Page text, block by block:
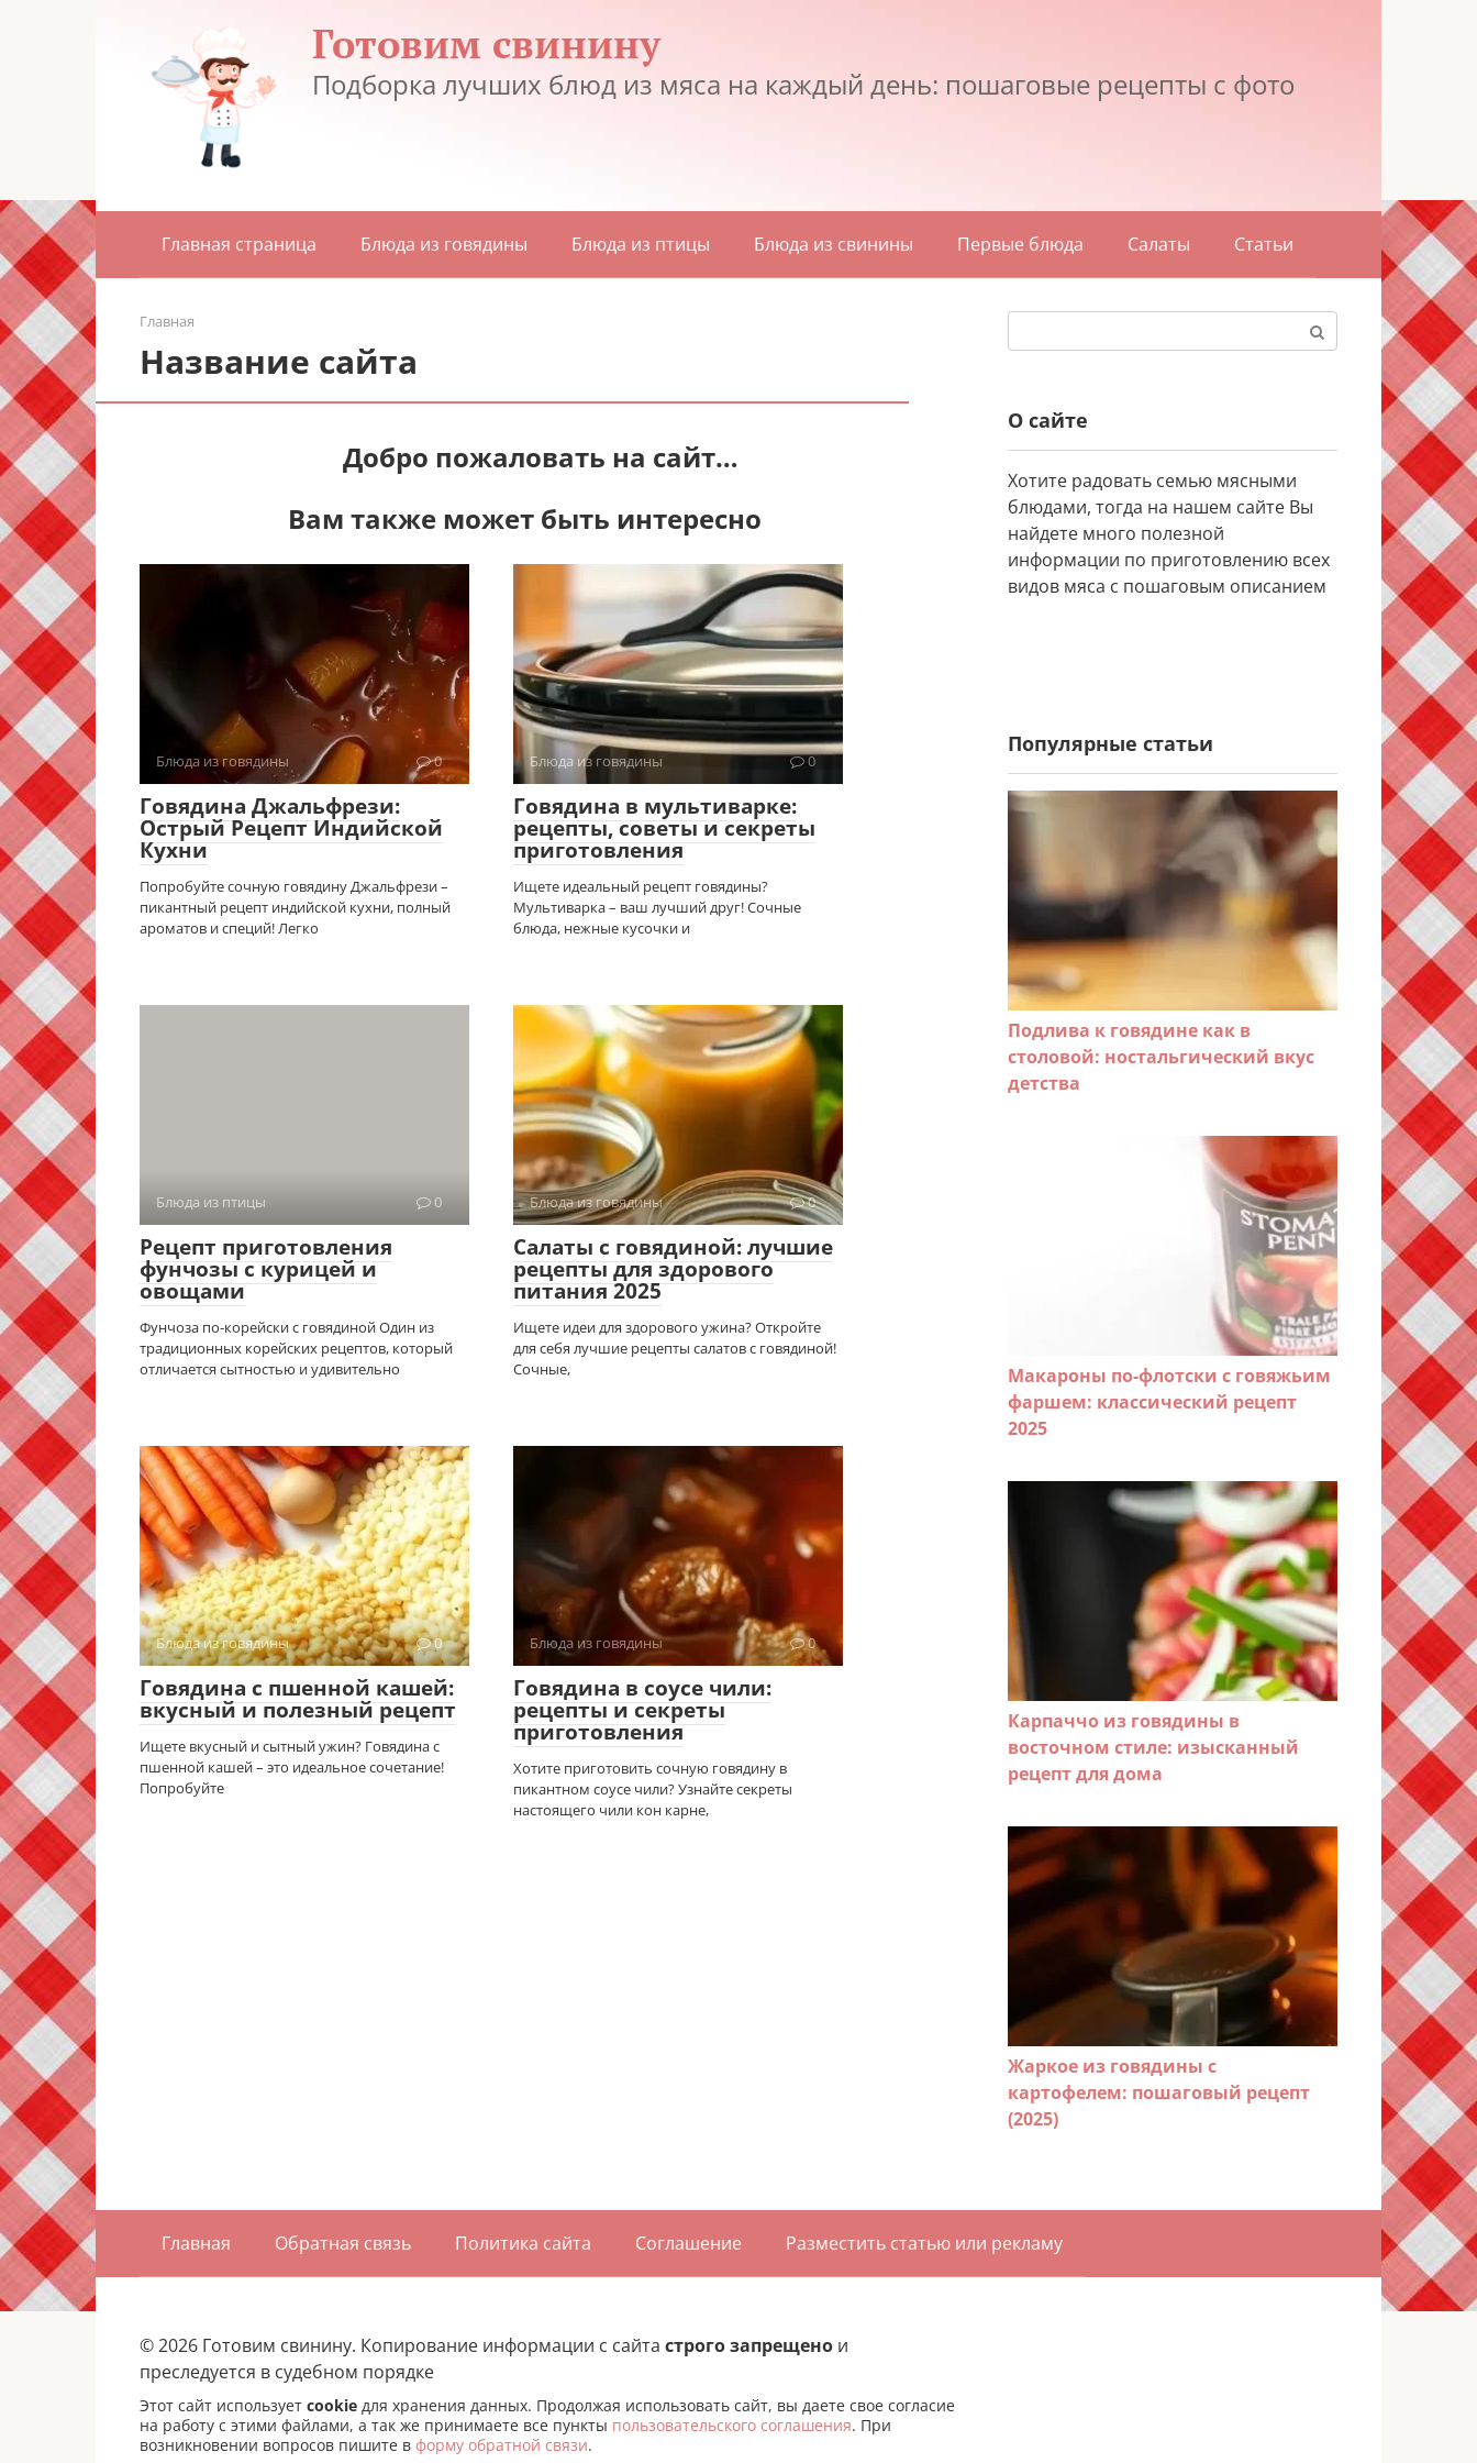
Готовим свинину
Подборка лучших блюд из мяса на каждый день: пошаговые рецепты с фото
Главная страница Блюда из говядины Блюда из птицы Блюда из свинины Первые блюда Салаты Статьи
Главная
Название сайта
Добро пожаловать на сайт…
Вам также может быть интересно
Блюда из говядины 0
Говядина Джальфрези:
Острый Рецепт Индийской
Кухни
Попробуйте сочную говядину Джальфрези –
пикантный рецепт индийской кухни, полный
ароматов и специй! Легко
Блюда из говядины 0
Говядина в мультиварке:
рецепты, советы и секреты
приготовления
Ищете идеальный рецепт говядины?
Мультиварка – ваш лучший друг! Сочные
блюда, нежные кусочки и
Блюда из птицы 0
Рецепт приготовления
фунчозы с курицей и
овощами
Фунчоза по-корейски с говядиной Один из
традиционных корейских рецептов, который
отличается сытностью и удивительно
Блюда из говядины 0
Салаты с говядиной: лучшие
рецепты для здорового
питания 2025
Ищете идеи для здорового ужина? Откройте
для себя лучшие рецепты салатов с говядиной!
Сочные,
Блюда из говядины 0
Говядина с пшенной кашей:
вкусный и полезный рецепт
Ищете вкусный и сытный ужин? Говядина с
пшенной кашей – это идеальное сочетание!
Попробуйте
Блюда из говядины 0
Говядина в соусе чили:
рецепты и секреты
приготовления
Хотите приготовить сочную говядину в
пикантном соусе чили? Узнайте секреты
настоящего чили кон карне,
О сайте
Хотите радовать семью мясными
блюдами, тогда на нашем сайте Вы
найдете много полезной
информации по приготовлению всех
видов мяса с пошаговым описанием
Популярные статьи
Подлива к говядине как в
столовой: ностальгический вкус
детства
Макароны по-флотски с говяжьим
фаршем: классический рецепт
2025
Карпаччо из говядины в
восточном стиле: изысканный
рецепт для дома
Жаркое из говядины с
картофелем: пошаговый рецепт
(2025)
Главная Обратная связь Политика сайта Соглашение Разместить статью или рекламу
© 2026 Готовим свинину. Копирование информации с сайта строго запрещено и
преследуется в судебном порядке
Этот сайт использует cookie для хранения данных. Продолжая использовать сайт, вы даете свое согласие
на работу с этими файлами, а так же принимаете все пункты пользовательского соглашения. При
возникновении вопросов пишите в форму обратной связи.